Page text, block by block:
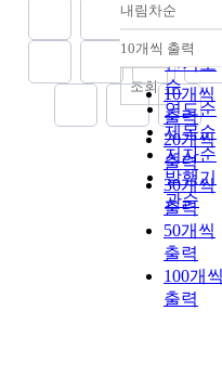
정확도
순
인기도
순
연도순
제목순
저자순
발행기
관순
내림차순
내림차
10개씩 출력
10개씩
출력
20개씩
출력
30개씩
출력
50개씩
출력
100개
출력
조회